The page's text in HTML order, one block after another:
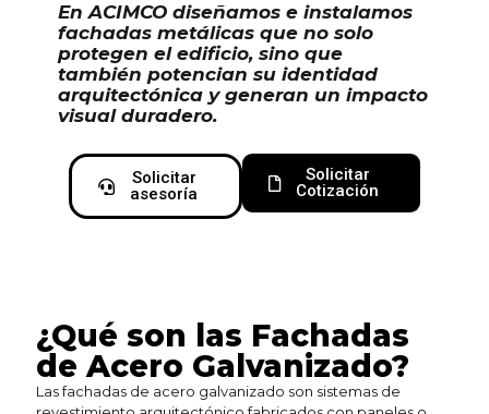
En ACIMCO diseñamos e instalamos
fachadas metálicas que no solo
protegen el edificio, sino que
también potencian su identidad
arquitectónica y generan un impacto
visual duradero.
Solicitar
asesoría
Solicitar
Cotización
¿Qué son las Fachadas
de Acero Galvanizado?
Las fachadas de acero galvanizado son sistemas de